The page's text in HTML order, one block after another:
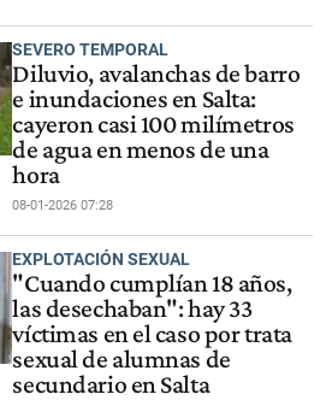
SEVERO TEMPORAL
Diluvio, avalanchas de barro
e inundaciones en Salta:
cayeron casi 100 milímetros
de agua en menos de una
hora
08-01-2026 07:28
EXPLOTACIÓN SEXUAL
"Cuando cumplían 18 años,
las desechaban": hay 33
víctimas en el caso por trata
sexual de alumnas de
secundario en Salta